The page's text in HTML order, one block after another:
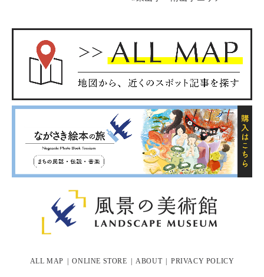
ALL MAP ONLINE STORE ABOUT PRIVACY POLICY